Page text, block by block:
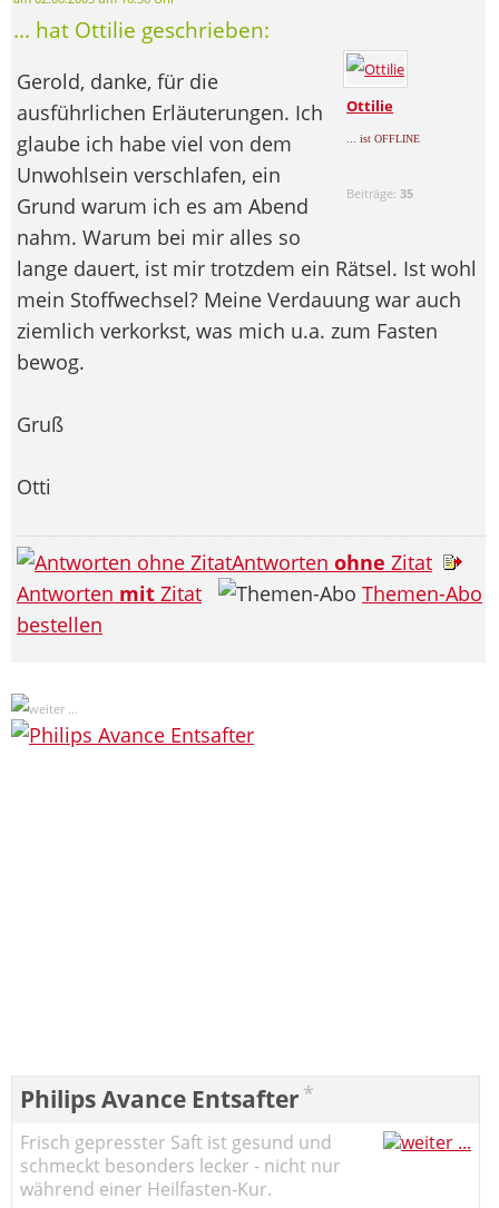
... hat Ottilie geschrieben:
Ottilie
... ist OFFLINE
Beiträge:35
Gerold, danke, für die
ausführlichen Erläuterungen. Ich
glaube ich habe viel von dem
Unwohlsein verschlafen, ein
Grund warum ich es am Abend
nahm. Warum bei mir alles so
lange dauert, ist mir trotzdem ein Rätsel. Ist wohl
mein Stoffwechsel? Meine Verdauung war auch
ziemlich verkorkst, was mich u.a. zum Fasten
bewog.
Gruß
Otti
Antworten ohne Zitat
Antworten mit Zitat
Themen-Abo
bestellen
Philips Avance Entsafter *
Frisch gepresster Saft ist gesund und
schmeckt besonders lecker - nicht nur
während einer Heilfasten-Kur.